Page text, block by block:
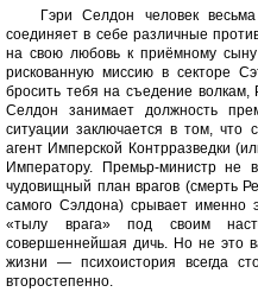
Гэри Селдон человек
соединяет в себе различные
на свою любовь к приёмному
рискованную миссию в секторе
бросить тебя на съедение
Селдон занимает должность
ситуации заключается в том, что
агент Имперской Контрразведки
Императору. Премьр-министр не
чудовищный план врагов (смерть
самого Сэлдона) срывает
«тылу врага» под своим
совершеннейшая дичь. Но не это
жизни — психоистория всегда
второстепенно.